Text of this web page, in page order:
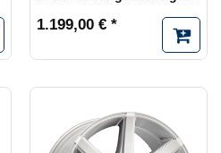
1.199,00 € *